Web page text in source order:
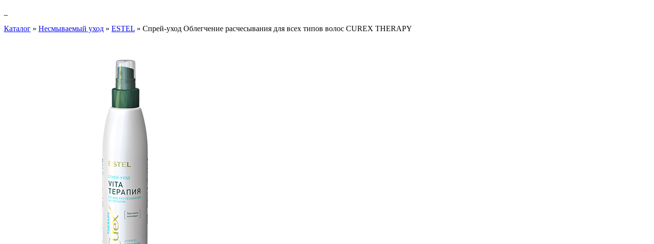
Каталог » Несмываемый уход » ESTEL » Спрей-уход Облегчение расчесывания для всех типов волос CUREX THERAPY